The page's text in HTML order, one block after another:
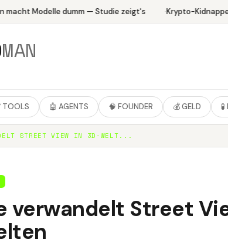
Modelle dumm — Studie zeigt's Krypto-
MAN
TOOLS 🤖 AGENTS 🧠 FOUNDER 💰 GELD
STREET VIEW IN 3D-WELT...
verwandelt Street